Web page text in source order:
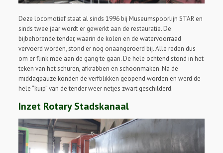
Deze locomotief staat al sinds 1996 bij Museumspoorlijn STAR en
sinds twee jaar wordt er gewerkt aan de restauratie. De
bijbehorende tender, waarin de kolen en de watervoorraad
vervoerd worden, stond er nog onaangeroerd bij. Alle reden dus
om er flink mee aan de gang te gaan. De hele ochtend stond in het
teken van het schuren, afkrabben en schoonmaken. Na de
middagpauze konden de verfblikken geopend worden en werd de
hele “kuip” van de tender weer netjes zwart geschilderd.
Inzet Rotary Stadskanaal